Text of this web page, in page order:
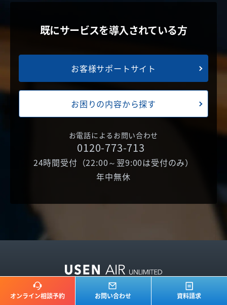
既にサービスを導入されている方
お客様サポートサイト
お困りの内容から探す
お電話によるお問い合わせ
0120-773-713
24時間受付（22:00～翌9:00は受付のみ）
年中無休
オンライン相談予約 お問い合わせ 資料請求